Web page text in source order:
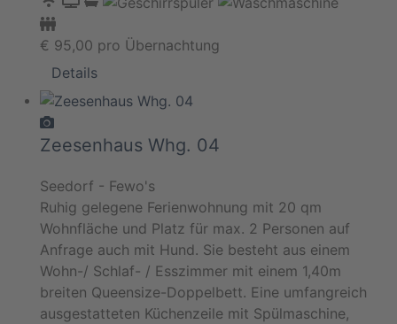
€ 95,00 pro Übernachtung
Details
Zeesenhaus Whg. 04
Seedorf - Fewo's
Ruhig gelegene Ferienwohnung mit 20 qm
Wohnfläche und Platz für max. 2 Personen auf
Anfrage auch mit Hund. Sie besteht aus einem
Wohn-/ Schlaf- / Esszimmer mit einem 1,40m
breiten Queensize-Doppelbett. Eine umfangreich
ausgestatteten Küchenzeile mit Spülmaschine,